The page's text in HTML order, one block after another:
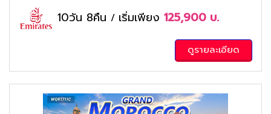
10วัน 8คืน / เริ่มเพียง 125,900 บ.
ดูรายละเอียด